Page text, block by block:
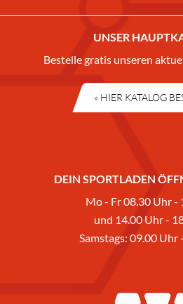
UNSER
Bestelle gratis unseren
» HIER KATALOG
DEIN SPORTLADEN
Mo - Fr 08.30 Uhr -
und 14.00 Uhr -
Samstags: 09.00 Uhr